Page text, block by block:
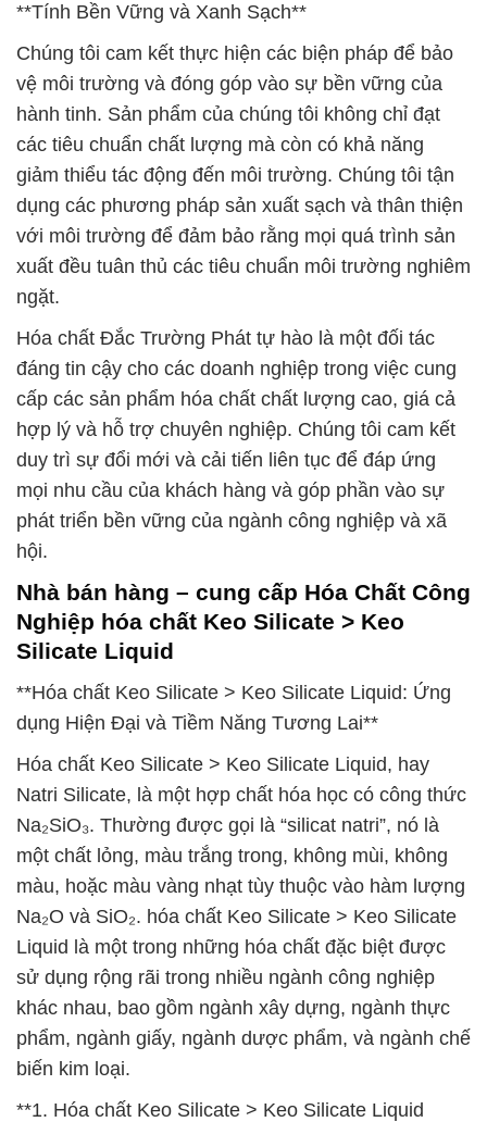
**Tính Bền Vững và Xanh Sạch**
Chúng tôi cam kết thực hiện các biện pháp để bảo
vệ môi trường và đóng góp vào sự bền vững của
hành tinh. Sản phẩm của chúng tôi không chỉ đạt
các tiêu chuẩn chất lượng mà còn có khả năng
giảm thiểu tác động đến môi trường. Chúng tôi tận
dụng các phương pháp sản xuất sạch và thân thiện
với môi trường để đảm bảo rằng mọi quá trình sản
xuất đều tuân thủ các tiêu chuẩn môi trường nghiêm
ngặt.
Hóa chất Đắc Trường Phát tự hào là một đối tác
đáng tin cậy cho các doanh nghiệp trong việc cung
cấp các sản phẩm hóa chất chất lượng cao, giá cả
hợp lý và hỗ trợ chuyên nghiệp. Chúng tôi cam kết
duy trì sự đổi mới và cải tiến liên tục để đáp ứng
mọi nhu cầu của khách hàng và góp phần vào sự
phát triển bền vững của ngành công nghiệp và xã
hội.
Nhà bán hàng – cung cấp Hóa Chất Công
Nghiệp hóa chất Keo Silicate > Keo
Silicate Liquid
**Hóa chất Keo Silicate > Keo Silicate Liquid: Ứng
dụng Hiện Đại và Tiềm Năng Tương Lai**
Hóa chất Keo Silicate > Keo Silicate Liquid, hay
Natri Silicate, là một hợp chất hóa học có công thức
Na₂SiO₃. Thường được gọi là “silicat natri”, nó là
một chất lỏng, màu trắng trong, không mùi, không
màu, hoặc màu vàng nhạt tùy thuộc vào hàm lượng
Na₂O và SiO₂. hóa chất Keo Silicate > Keo Silicate
Liquid là một trong những hóa chất đặc biệt được
sử dụng rộng rãi trong nhiều ngành công nghiệp
khác nhau, bao gồm ngành xây dựng, ngành thực
phẩm, ngành giấy, ngành dược phẩm, và ngành chế
biến kim loại.
**1. Hóa chất Keo Silicate > Keo Silicate Liquid